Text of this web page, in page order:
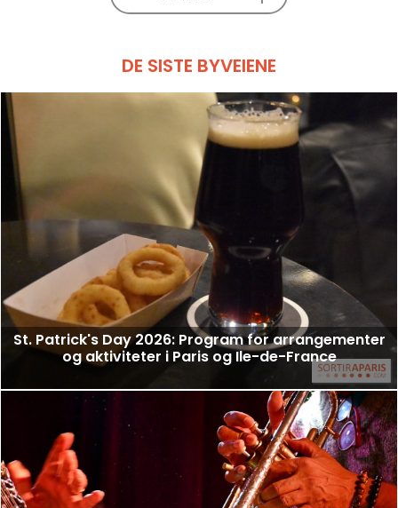
DE SISTE BYVEIENE
St. Patrick's Day 2026: Program for arrangementer
og aktiviteter i Paris og Ile-de-France